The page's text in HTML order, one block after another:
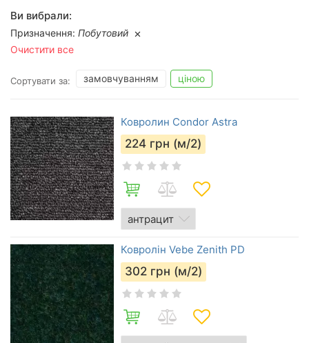
Ви вибрали:
Призначення: Побутовий
Очистити все
Сортувати за: замовчуванням ціною
Ковролин Condor Astra
224 грн (м/2)
Ковролін Vebe Zenith PD
302 грн (м/2)